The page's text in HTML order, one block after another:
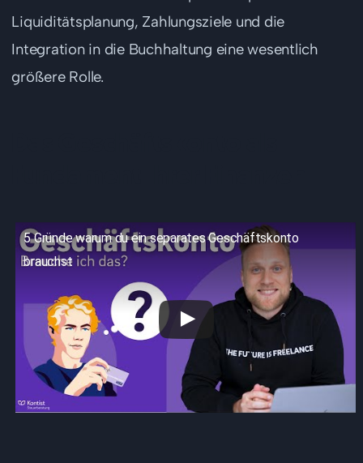
Liquiditätsplanung, Zahlungsziele und die
Integration in die Buchhaltung eine wesentlich
größere Rolle.
5 Gründe warum du ein separates Geschäftskonto
brauchst